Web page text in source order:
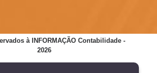
à INFORMAÇÃO Contabilidade -
2026